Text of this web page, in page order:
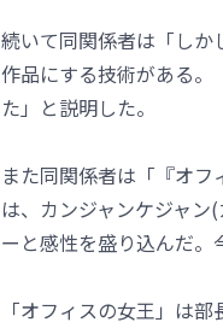
続いて同関係者は「しか
作品にする技術がある。
た」と説明した。
また同関係者は「『オ
は、カンジャンケジャン
ーと感性を盛り込んだ。
「オフィスの女王」は